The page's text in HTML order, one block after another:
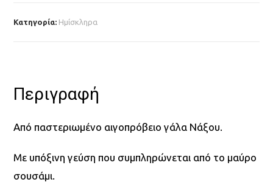
Κατηγορία: Ημίσκληρα
Περιγραφή
Από παστεριωμένο αιγοπρόβειο γάλα Νάξου.
Με υπόξινη γεύση που συμπληρώνεται από το μαύρο
σουσάμι.